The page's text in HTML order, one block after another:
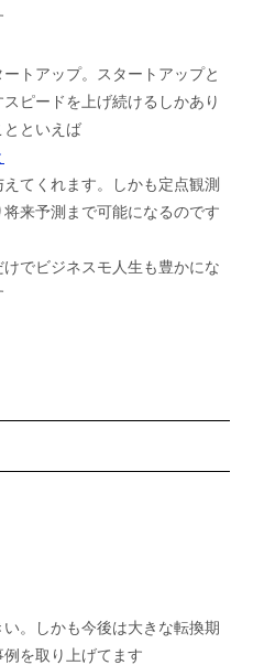
トアップ。スタートアップと
ピードを上げ続けるしかあり
とといえば
てくれます。しかも定点観測
来予測まで可能になるのです
でビジネスモ人生も豊かにな
。しかも今後は大きな転換期
を取り上げてます